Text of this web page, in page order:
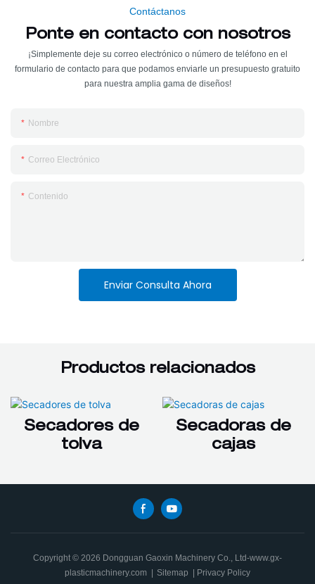
Contáctanos
Ponte en contacto con nosotros
¡Simplemente deje su correo electrónico o número de teléfono en el
formulario de contacto para que podamos enviarle un presupuesto gratuito
para nuestra amplia gama de diseños!
Nombre
Correo Electrónico
Contenido
Enviar Consulta Ahora
Productos relacionados
Secadores de
tolva
Secadoras de
cajas
Copyright © 2026 Dongguan Gaoxin Machinery Co., Ltd-www.gx-
plasticmachinery.com
Sitemap Privacy Policy